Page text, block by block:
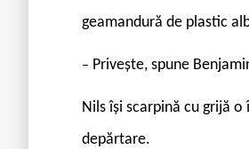
geamandură de plastic
– Privește, spune
Nils își scarpină cu grijă
depărtare.